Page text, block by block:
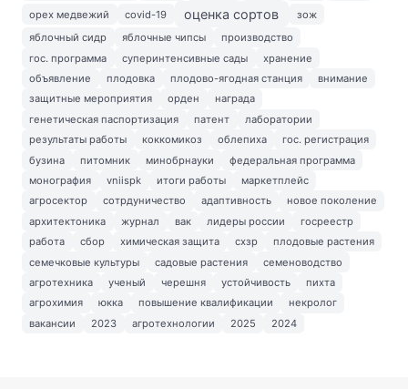
орех медвежий
covid-19 оценка сортов
зож
яблочный сидр
яблочные чипсы
производство
гос. программа
суперинтенсивные сады
хранение
объявление
плодовка плодово-ягодная станция
внимание
защитные мероприятия
орден
награда
генетическая паспортизация
патент
лаборатории
результаты работы
коккомикоз облепиха
гос. регистрация
бузина
питомник минобрнауки
федеральная программа
монография
vniispk итоги работы
маркетплейс
агросектор
сотрдуничество адаптивность
новое поколение
архитектоника
журнал вак лидеры россии
госреестр
работа
сбор химическая защита схзр
плодовые растения
семечковые культуры
садовые растения
семеноводство
агротехника
ученый черешня устойчивость
пихта
агрохимия
юкка повышение квалификации
некролог
вакансии
2023 агротехнологии 2025 2024